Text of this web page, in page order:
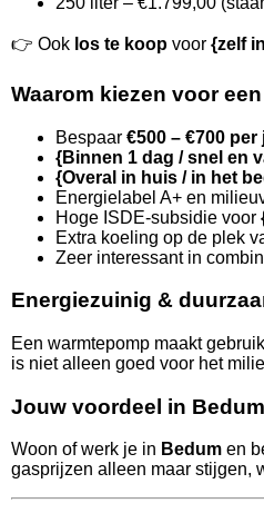
👉 Ook los te koop voor {zelf
Waarom kiezen voor
Bespaar €500 – €700
{Binnen 1 dag / snel en
{Overal in huis / in het
Energielabel A+ en
Hoge ISDE-subsidie voor
Extra koeling op de plek
Zeer interessant in
Energiezuinig &
Een warmtepomp maakt
is niet alleen goed voor het
Jouw voordeel in Bedum
Woon of werk je in Bedum en
gasprijzen alleen maar stijgen,